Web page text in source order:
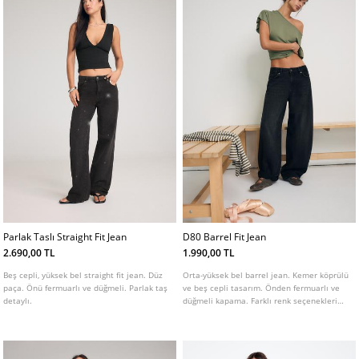
Parlak Taslı Straight Fit Jean
2.690,00 TL
Beş cepli, yüksek bel straight fit jean. Düz
paça. Önü fermuarlı ve düğmeli. Parlak taş
detaylı.
D80 Barrel Fit Jean
1.990,00 TL
Orta-yüksek bel barrel jean. Kemer köprülü
ve beş cepli tasarım. Önden fermuarlı ve
düğmeli kapama. Farklı renk seçenekleri